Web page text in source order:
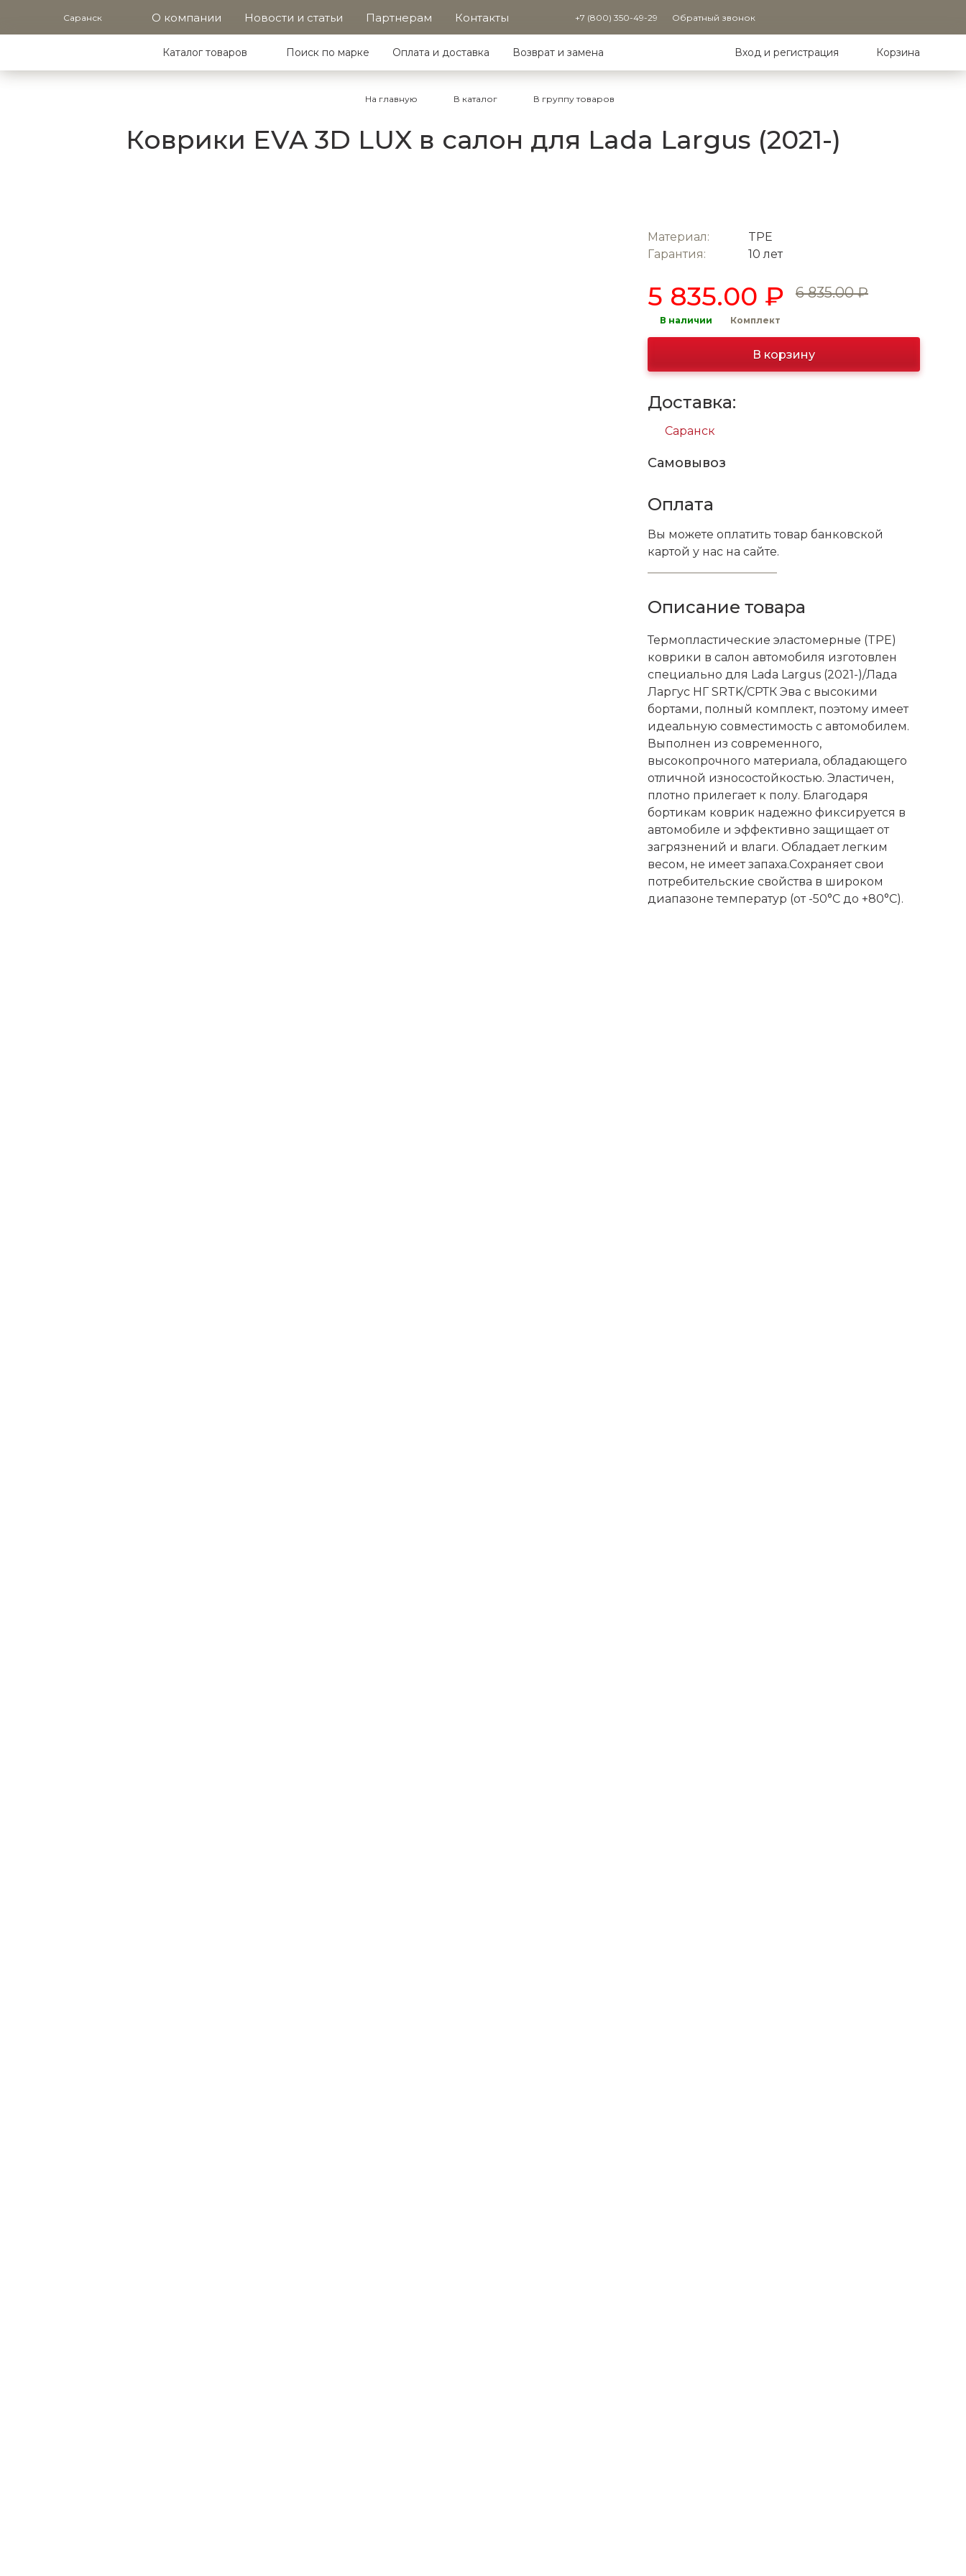
Саранск О компании Новости и статьи Партнерам Контакты +7 (800) 350-49-29 Обратный звонок
Каталог товаров Поиск по марке Оплата и доставка Возврат и замена Вход и регистрация Корзина
На главную В каталог В группу товаров
Коврики EVA 3D LUX в салон для Lada Largus (2021-)
Материал:
TPE
Гарантия:
10 лет
5 835.00 ₽ 6 835.00 ₽
В наличии Комплект
В корзину
Доставка:
Саранск
Самовывоз
Оплата
Вы можете оплатить товар банковской
картой у нас на сайте.
Описание товара
Термопластические эластомерные (TPE)
коврики в салон автомобиля изготовлен
специально для Lada Largus (2021-)/Лада
Ларгус НГ SRTK/СРТК Эва с высокими
бортами, полный комплект, поэтому имеет
идеальную совместимость с автомобилем.
Выполнен из современного,
высокопрочного материала, обладающего
отличной износостойкостью. Эластичен,
плотно прилегает к полу. Благодаря
бортикам коврик надежно фиксируется в
автомобиле и эффективно защищает от
загрязнений и влаги. Обладает легким
весом, не имеет запаха.Сохраняет свои
потребительские свойства в широком
диапазоне температур (от -50°С до +80°С).